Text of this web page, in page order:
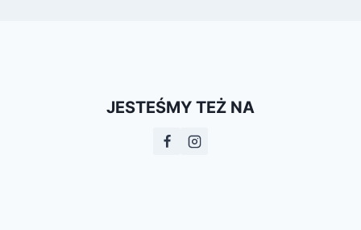
JESTEŚMY TEŻ NA